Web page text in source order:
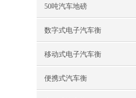
50吨汽车地磅
数字式电子汽车衡
移动式电子汽车衡
便携式汽车衡